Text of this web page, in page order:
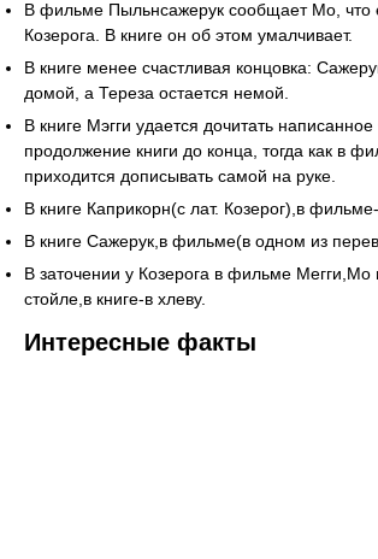
В фильме Пыльнсажерук сообщает Мо, что
Козерога. В книге он об этом умалчивает.
В книге менее счастливая концовка:
домой, а Тереза остается немой.
В книге Мэгги удается дочитать
продолжение книги до конца, тогда как в
приходится дописывать самой на руке.
В книге Каприкорн(с лат. Козерог),в
В книге Сажерук,в фильме(в одном из
В заточении у Козерога в фильме
стойле,в книге-в хлеву.
Интересные факты